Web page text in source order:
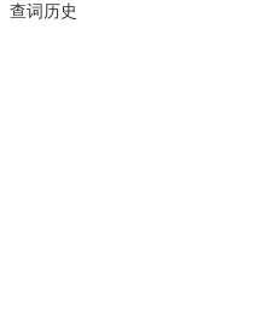
查词历史